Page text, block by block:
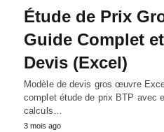
Étude de Prix
Guide Complet
Devis (Excel)
Modèle de devis gros œuvre
complet étude de prix BTP avec
calculs…
3 mois ago